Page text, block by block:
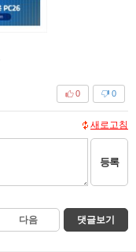
0
0
새로고침
등록
다음 댓글보기